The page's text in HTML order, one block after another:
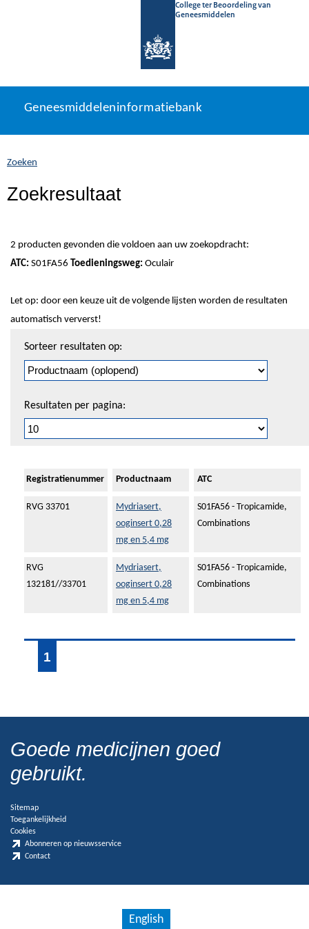
College ter Beoordeling van
Geneesmiddelen
naar
Geneesmiddeleninformatiebank
U
zich
hier:
Geneesmiddeleninformatiebank
Zoeken
Zoekresultaat
2 producten gevonden die voldoen aan uw zoekopdracht:
ATC: S01FA56 Toedieningsweg: Oculair
Let op: door een keuze uit de volgende lijsten worden de resultaten
automatisch ververst!
pagineren
Sorteer resultaten op:
Resultaten per pagina:
Registratienummer Productnaam ATC
RVG 33701
Mydriasert,
ooginsert 0,28
mg en 5,4 mg
S01FA56 - Tropicamide,
Combinations
RVG
132181//33701
Mydriasert,
ooginsert 0,28
mg en 5,4 mg
S01FA56 - Tropicamide,
Combinations
1
Goede medicijnen goed
gebruikt.
Sitemap
Toegankelijkheid
Cookies
Abonneren op nieuwsservice
Contact
English